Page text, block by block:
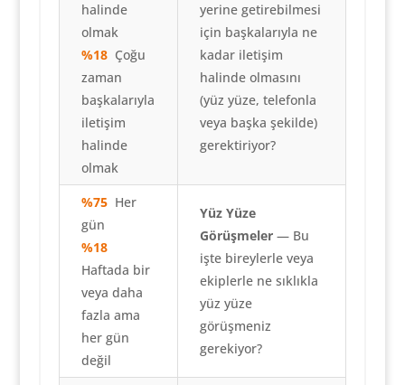
halinde
olmak
%18Çoğu
zaman
başkalarıyla
iletişim
halinde
olmak
yerine getirebilmesi
için başkalarıyla ne
kadar iletişim
halinde olmasını
(yüz yüze, telefonla
veya başka şekilde)
gerektiriyor?
%75Her
gün
%18
Haftada bir
veya daha
fazla ama
her gün
değil
Yüz Yüze
Görüşmeler— Bu
işte bireylerle veya
ekiplerle ne sıklıkla
yüz yüze
görüşmeniz
gerekiyor?